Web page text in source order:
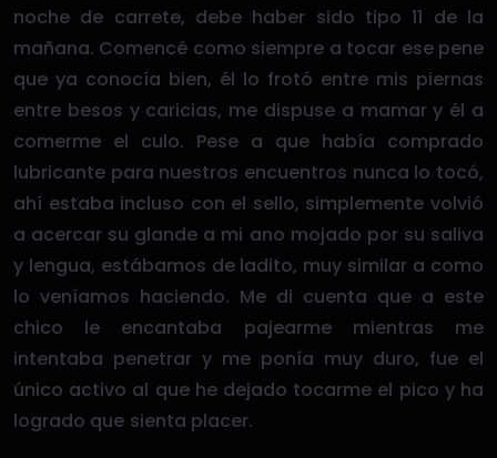
noche de carrete, debe haber sido tipo 11 de la
mañana. Comencé como siempre a tocar ese pene
que ya conocía bien, él lo frotó entre mis piernas
entre besos y caricias, me dispuse a mamar y él a
comerme el culo. Pese a que había comprado
lubricante para nuestros encuentros nunca lo tocó,
ahí estaba incluso con el sello, simplemente volvió
a acercar su glande a mi ano mojado por su saliva
y lengua, estábamos de ladito, muy similar a como
lo veníamos haciendo. Me di cuenta que a este
chico le encantaba pajearme mientras me
intentaba penetrar y me ponía muy duro, fue el
único activo al que he dejado tocarme el pico y ha
logrado que sienta placer.